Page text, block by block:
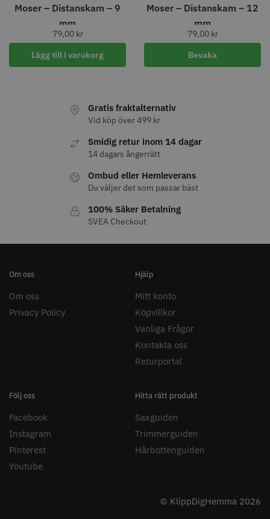
Moser – Distanskam – 9
mm
79,00 kr
Lägg till i varukorg
Moser – Distanskam – 12
mm
79,00 kr
Bevaka
Gratis fraktalternativ
Vid köp över 499 kr
Smidig retur inom 14 dagar
14 dagars ångerrätt
Ombud eller Hemleverans
Du väljer det som passar bäst
100% Säker Betalning
SVEA Checkout
Om oss
Om oss
Privacy Policy
Hjälp
Mitt konto
Köpvillkor
Vanliga Frågor
Kontakta oss
Returportal
Följ oss
Facebook
Instagram
Pinterest
Youtube
Hitta rätt produkt
Saxguiden
Trimmerguiden
Hårbottenguiden
© KlippDigHemma 2026
Permanentspole 16 mm x 91
WAHL - Specialolja för skär 118
119.00 kr
Kyone Vintage Zero Trimmer
799.00 kr
STORSÄLJARE